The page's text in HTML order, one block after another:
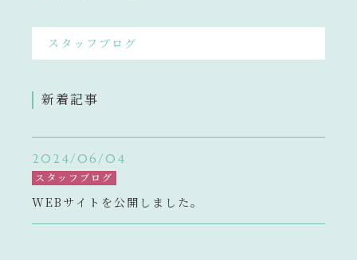
スタッフブログ
新着記事
2024/06/04
スタッフブログ
WEBサイトを公開しました。